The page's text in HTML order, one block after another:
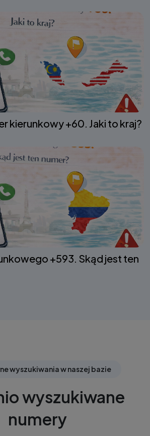
kierunkowy +60. Jaki to kraj?
+593. Skąd jest ten
wyszukiwania w naszej bazie
wyszukiwane
numery